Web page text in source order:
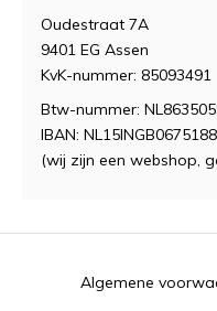
Oudestraat 7A
9401 EG Assen
KvK-nummer: 85093491
Btw-nummer:
IBAN:
(wij zijn een webshop,
Algemene